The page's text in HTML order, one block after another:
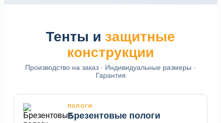
Тенты и защитные
конструкции
Производство на заказ · Индивидуальные размеры ·
Гарантия
ПОЛОГИ
Брезентовые пологи